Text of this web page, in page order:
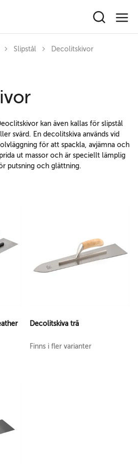
Slipstål Decolitskivor
kan även kallas för slipstål
svärd. En decolitskiva används vid
för att spackla, avjämna och
ut massor och är speciellt lämplig
putsning och glättning.
Decolitskiva trä
Finns i fler varianter